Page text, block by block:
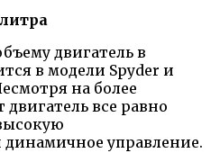
двигатель в
в модели Spyder и
на более
все равно
динамичное управление.